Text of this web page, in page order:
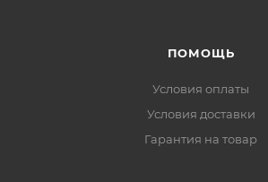
ПОМОЩЬ
Условия оплаты
Условия доставки
Гарантия на товар